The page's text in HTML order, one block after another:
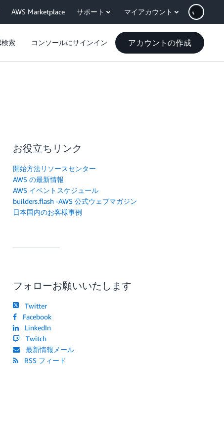
AWS Marketplace サポート マイアカウント
検索 コンソールにサインイン アカウントの作成
お役立ちリンク
開始方法リソースセンター
AWS の最新情報
AWS イベントスケジュール
builders.flash -AWS 公式ウェブマガジン
日本国内のお客様事例
フォローお願いいたします
Twitter
Facebook
LinkedIn
Twitch
最新情報メール
RSS フィード